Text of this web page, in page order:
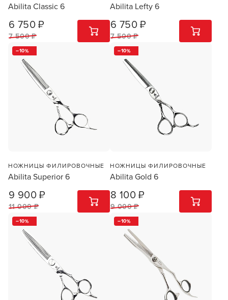
Abilita Classic 6
6 750 ₽
7 500 ₽
1 ШТ
Abilita Lefty 6
6 750 ₽
7 500 ₽
1 ШТ
10
НОЖНИЦЫ ФИЛИРОВОЧНЫЕ
Abilita Superior 6
9 900 ₽
11 000 ₽
1 ШТ
10
НОЖНИЦЫ ФИЛИРОВОЧНЫЕ
Abilita Gold 6
8 100 ₽
9 000 ₽
1 ШТ
10 10